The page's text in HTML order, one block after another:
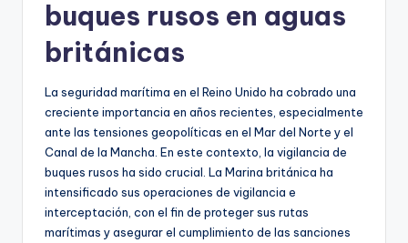
buques rusos en aguas
británicas
La seguridad marítima en el Reino Unido ha cobrado una
creciente importancia en años recientes, especialmente
ante las tensiones geopolíticas en el Mar del Norte y el
Canal de la Mancha. En este contexto, la vigilancia de
buques rusos ha sido crucial. La Marina británica ha
intensificado sus operaciones de vigilancia e
interceptación, con el fin de proteger sus rutas
marítimas y asegurar el cumplimiento de las sanciones